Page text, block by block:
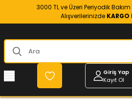
3000 TL ve Üzeri Periyodik
Alışverilerinizde KARGO
Giriş Yap
Kayıt Ol